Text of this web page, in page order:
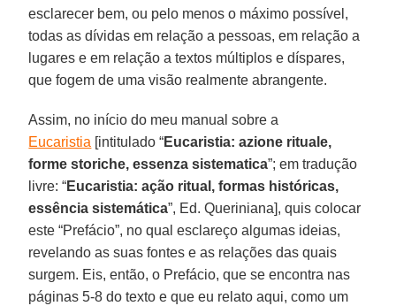
esclarecer bem, ou pelo menos o máximo possível,
todas as dívidas em relação a pessoas, em relação a
lugares e em relação a textos múltiplos e díspares,
que fogem de uma visão realmente abrangente.
Assim, no início do meu manual sobre a
Eucaristia [intitulado “Eucaristia: azione rituale,
forme storiche, essenza sistematica”; em tradução
livre: “Eucaristia: ação ritual, formas históricas,
essência sistemática”, Ed. Queriniana], quis colocar
este “Prefácio”, no qual esclareço algumas ideias,
revelando as suas fontes e as relações das quais
surgem. Eis, então, o Prefácio, que se encontra nas
páginas 5-8 do texto e que eu relato aqui, como um